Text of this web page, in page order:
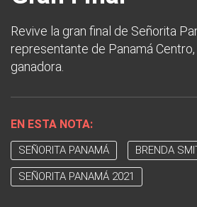
Revive la gran final de Señorita
representante de Panamá
ganadora.
EN ESTA NOTA:
SEÑORITA PANAMÁ BRENDA
SEÑORITA PANAMÁ 2021